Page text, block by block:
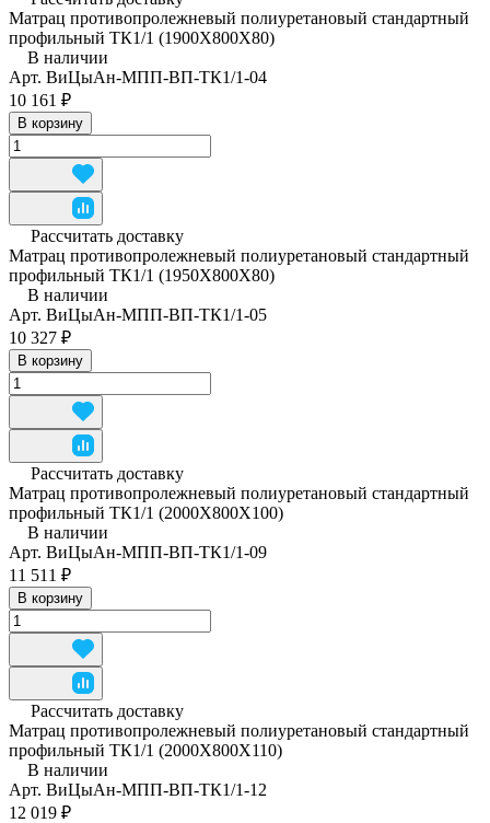
Матрац противопролежневый полиуретановый стандартный
профильный ТК1/1 (1900Х800Х80)
В наличии
Арт. ВиЦыАн-МПП-ВП-ТК1/1-04
10 161 ₽
В корзину
Рассчитать доставку
Матрац противопролежневый полиуретановый стандартный
профильный ТК1/1 (1950Х800Х80)
В наличии
Арт. ВиЦыАн-МПП-ВП-ТК1/1-05
10 327 ₽
В корзину
Рассчитать доставку
Матрац противопролежневый полиуретановый стандартный
профильный ТК1/1 (2000Х800Х100)
В наличии
Арт. ВиЦыАн-МПП-ВП-ТК1/1-09
11 511 ₽
В корзину
Рассчитать доставку
Матрац противопролежневый полиуретановый стандартный
профильный ТК1/1 (2000Х800Х110)
В наличии
Арт. ВиЦыАн-МПП-ВП-ТК1/1-12
12 019 ₽